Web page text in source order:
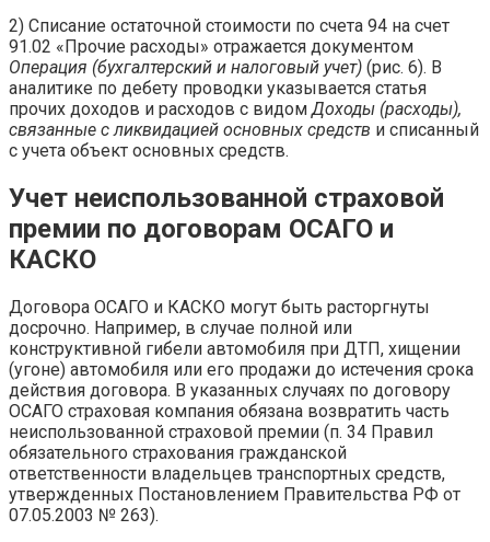
2) Списание остаточной стоимости по счета 94 на счет
91.02 «Прочие расходы» отражается документом
Операция (бухгалтерский и налоговый учет) (рис. 6). В
аналитике по дебету проводки указывается статья
прочих доходов и расходов с видомДоходы (расходы),
связанные с ликвидацией основных средств и списанный
с учета объект основных средств.
Учет неиспользованной страховой
премии по договорам ОСАГО и
КАСКО
Договора ОСАГО и КАСКО могут быть расторгнуты
досрочно. Например, в случае полной или
конструктивной гибели автомобиля при ДТП, хищении
(угоне) автомобиля или его продажи до истечения срока
действия договора. В указанных случаях по договору
ОСАГО страховая компания обязана возвратить часть
неиспользованной страховой премии (п. 34 Правил
обязательного страхования гражданской
ответственности владельцев транспортных средств,
утвержденных Постановлением Правительства РФ от
07.05.2003 № 263).